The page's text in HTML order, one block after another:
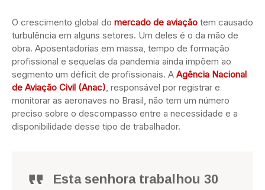
O crescimento global do mercado de aviação tem causado
turbulência em alguns setores. Um deles é o da mão de
obra. Aposentadorias em massa, tempo de formação
profissional e sequelas da pandemia ainda impõem ao
segmento um déficit de profissionais. A Agência Nacional
de Aviação Civil (Anac) , responsável por registrar e
monitorar as aeronaves no Brasil, não tem um número
preciso sobre o descompasso entre a necessidade e a
disponibilidade desse tipo de trabalhador.
Esta senhora trabalhou 30